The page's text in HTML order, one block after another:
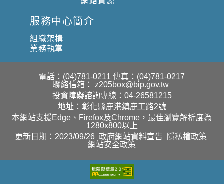
服務中心簡介
組織架構
業務執掌
電話：(04)781-0211 傳真：(04)781-0217
聯絡信箱：
z205box@bip.gov.tw
投資障礙諮詢專線：04-26581215
地址：彰化縣鹿港鎮鹿工路2號
本網站支援Edge、Firefox及Chrome，最佳瀏覽解析度為
1280x800以上
更新日期：2023/09/26 政府網站資料宣告
隱私權政策
網站安全政策